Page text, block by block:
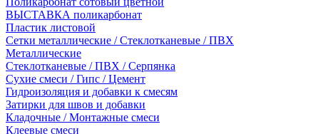
ВЫСТАВКА поликарбонат
Пластик листовой
Сетки металлические / Стеклотканевые / ПВХ
Металлические
Стеклотканевые / ПВХ / Серпянка
Сухие смеси / Гипс / Цемент
Гидроизоляция и добавки к смесям
Затирки для швов и добавки
Кладочные / Монтажные смеси
Клеевые смеси